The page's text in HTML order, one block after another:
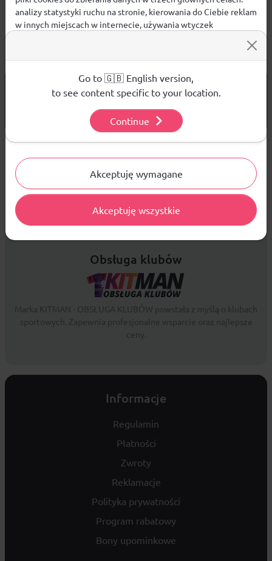
DARMOWA WYSYŁKAod 299 PLN
14 DNINA ZWROT TOWARU
Platforma B2B zapewnia profesjonalną obsługę biznesową i
najlepsze ceny dla odbiorców hurtowych.
Obsługa klubów
Informacje
Regulamin
Płatności
Zwroty
Reklamacje
Polityka prywatności
Program rabatowy
Bony upominkowe
analizy statystyki ruchu na stronie, kierowania do Ciebie reklam
w innych miejscach w internecie, używania wtyczek
używanych plików cookies.
Aby dowiedzieć się więcej o plikach cookie i tym, jak
wykorzystujemy Twoje dane, odwiedź naszą Polityką
Akceptuję wymagane
Akceptuję wszystkie
Go to 🇬🇧 English version,
to see content specific to your location.
Continue